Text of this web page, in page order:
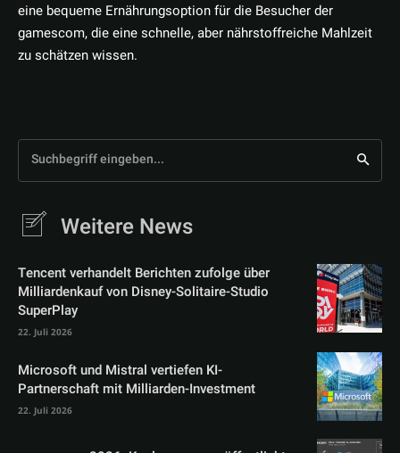
eine bequeme Ernährungsoption für die Besucher der
gamescom, die eine schnelle, aber nährstoffreiche Mahlzeit
zu schätzen wissen.
Suchbegriff eingeben...
Weitere News
Tencent verhandelt Berichten zufolge über
Milliardenkauf von Disney-Solitaire-Studio
SuperPlay
22. Juli 2026
Microsoft und Mistral vertiefen KI-
Partnerschaft mit Milliarden-Investment
22. Juli 2026